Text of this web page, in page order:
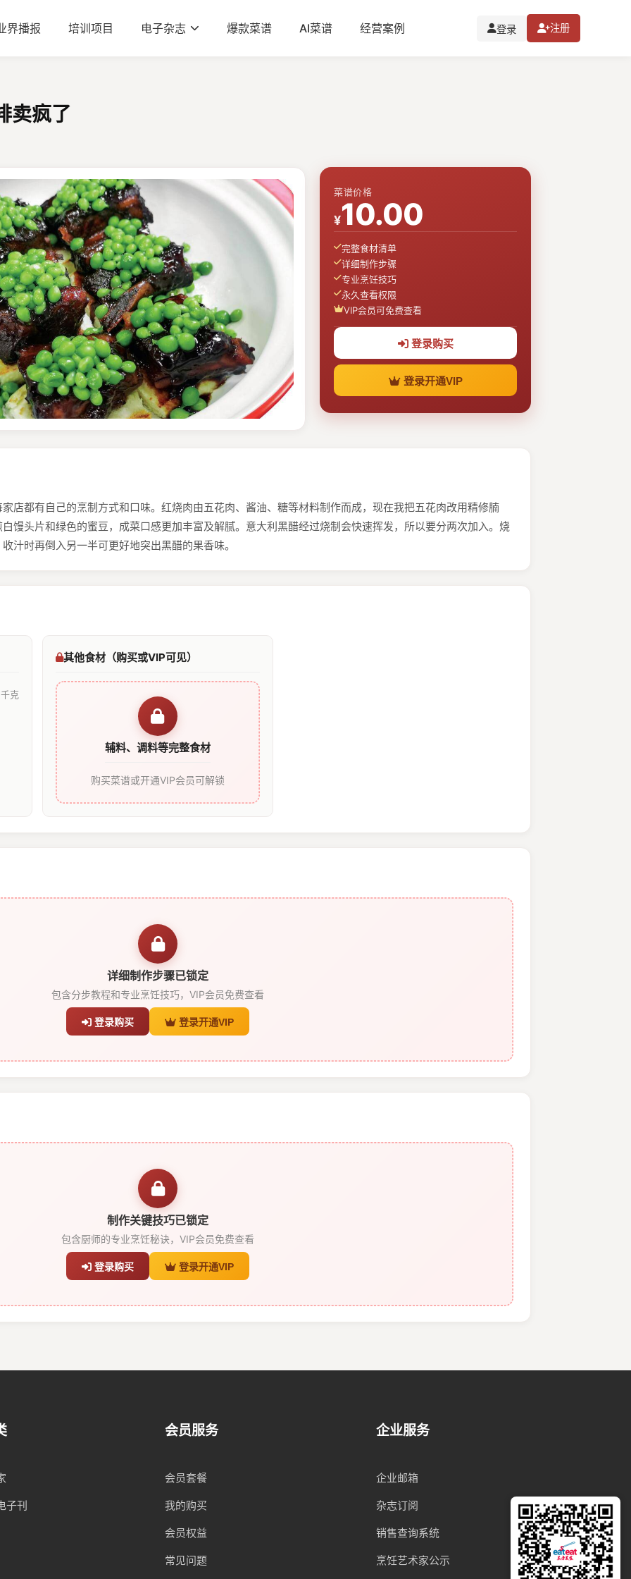
界播报 培训项目 电子杂志 爆款菜谱 AI菜谱 经营案例 登录 注册
卖疯了
菜谱价格
¥10.00
完整食材清单
详细制作步骤
专业烹饪技巧
永久查看权限
VIP会员可免费查看
登录购买
登录开通VIP
店都有自己的烹制方式和口味。红烧肉由五花肉、酱油、糖等材料制作而成，现在我把五花肉改用精修腩
馒头片和绿色的蜜豆，成菜口感更加丰富及解腻。意大利黑醋经过烧制会快速挥发，所以要分两次加入。烧
汁时再倒入另一半可更好地突出黑醋的果香味。
克
其他食材（购买或VIP可见）
辅料、调料等完整食材
购买菜谱或开通VIP会员可解锁
详细制作步骤已锁定
包含分步教程和专业烹饪技巧，VIP会员免费查看
登录购买 登录开通VIP
制作关键技巧已锁定
包含厨师的专业烹饪秘诀，VIP会员免费查看
登录购买 登录开通VIP
子刊
会员服务
会员套餐
我的购买
会员权益
常见问题
企业服务
企业邮箱
杂志订阅
销售查询系统
烹饪艺术家公示